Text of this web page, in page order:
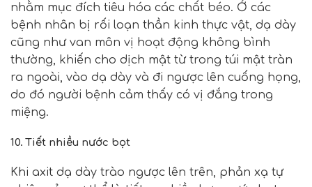
nhằm mục đích tiêu hóa các chất béo. Ở các
bệnh nhân bị rối loạn thần kinh thực vật, dạ dày
cũng như van môn vị hoạt động không bình
thường, khiến cho dịch mật từ trong túi mật tràn
ra ngoài, vào dạ dày và đi ngược lên cuống họng,
do đó người bệnh cảm thấy có vị đắng trong
miệng.
10. Tiết nhiều nước bọt
Khi axit dạ dày trào ngược lên trên, phản xạ tự